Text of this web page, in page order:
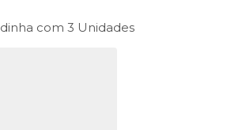
com 3 Unidades